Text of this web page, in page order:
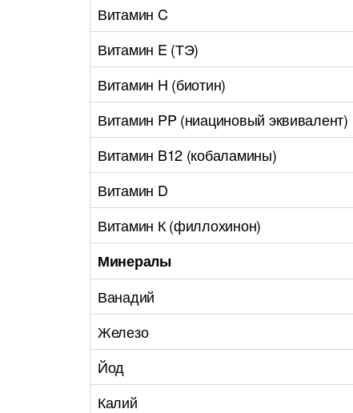
Витамин C
Витамин E (ТЭ)
Витамин H (биотин)
Витамин PP (ниациновый эквивалент)
Витамин B12 (кобаламины)
Витамин D
Витамин К (филлохинон)
Минералы
Ванадий
Железо
Йод
Калий